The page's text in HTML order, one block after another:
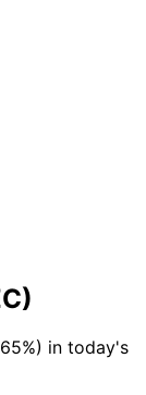
in today's